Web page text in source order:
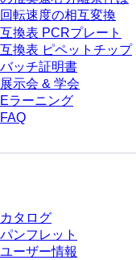
回転速度の相互変換
互換表 PCRプレート
互換表 ピペットチップ
バッチ証明書
展示会 & 学会
Eラーニング
FAQ
カタログ
パンフレット
ユーザー情報